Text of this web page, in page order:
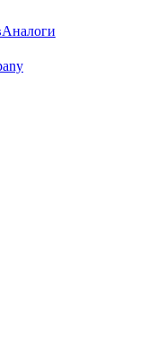
Аналоги